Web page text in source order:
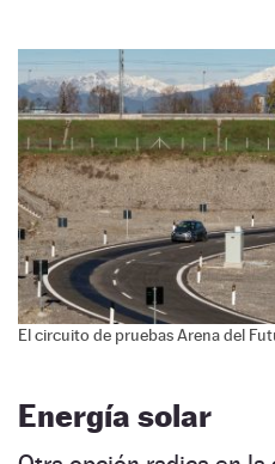
El circuito de pruebas Arena del
Energía solar